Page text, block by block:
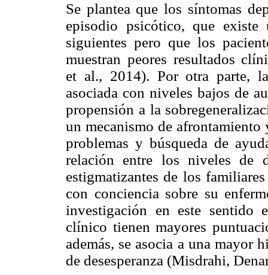
Se plantea que los síntomas
episodio psicótico, que
siguientes pero que los
muestran peores resultados
et al., 2014). Por otra parte,
asociada con niveles bajos de
propensión a la
un mecanismo de
problemas y búsqueda de
relación entre los niveles de
estigmatizantes de los
con conciencia sobre su
investigación en este sentido
clínico tienen mayores
además, se asocia a una mayor
de desesperanza (Misdrahi,